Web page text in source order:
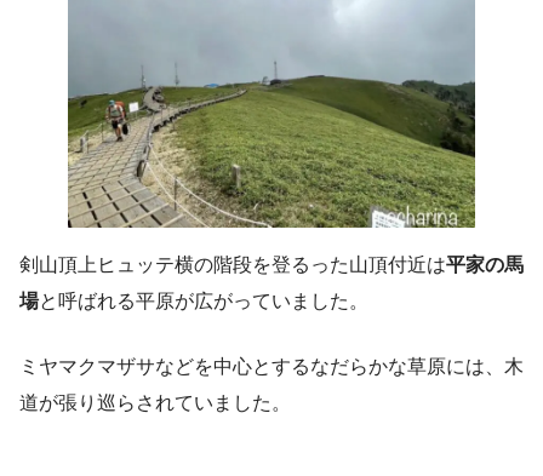
剣山頂上ヒュッテ横の階段を登るった山頂付近は平家の馬
場と呼ばれる平原が広がっていました。
ミヤマクマザサなどを中心とするなだらかな草原には、木
道が張り巡らされていました。